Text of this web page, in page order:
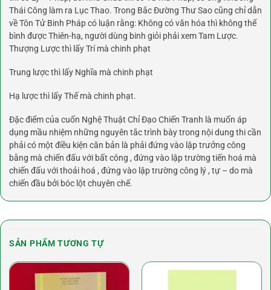
Thái Công làm ra Lục Thao. Trong Bắc Đường Thư Sao cũng chỉ dẫn
về Tôn Tử Binh Pháp có luận rằng: Không có văn hóa thì không thể
bình được Thiên-hạ, người dùng binh giỏi phải xem Tam Lược.
Thượng Lược thì lấy Trí mà chinh phạt
Trung lược thì lấy Nghĩa mà chinh phạt
Hạ lược thì lấy Thế mà chinh phạt.
Đặc điểm của cuốn Nghệ Thuật Chỉ Đạo Chiến Tranh là muốn áp
dụng mầu nhiệm những nguyên tắc trình bày trong nội dung thi cần
phải có một điều kiện căn bản là phải đứng vào lập trưởng công
bằng mà chiến đấu với bất công , đứng vào lập trường tiến hoá mà
chiến đấu với thoải hoá , đứng vào lập trường công lý , tự – do mà
chiến đầu bởi bóc lột chuyên chế.
SẢN PHẨM TƯƠNG TỰ